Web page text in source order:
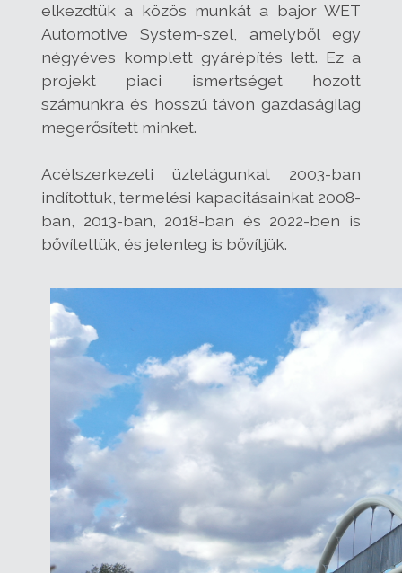
elkezdtük a közös munkát a bajor WET
Automotive System-szel, amelyből egy
négyéves komplett gyárépítés lett. Ez a
projekt piaci ismertséget hozott
számunkra és hosszú távon gazdaságilag
megerősített minket.
Acélszerkezeti üzletágunkat 2003-ban
indítottuk, termelési kapacitásainkat 2008-
ban, 2013-ban, 2018-ban és 2022-ben is
bővítettük, és jelenleg is bővítjük.